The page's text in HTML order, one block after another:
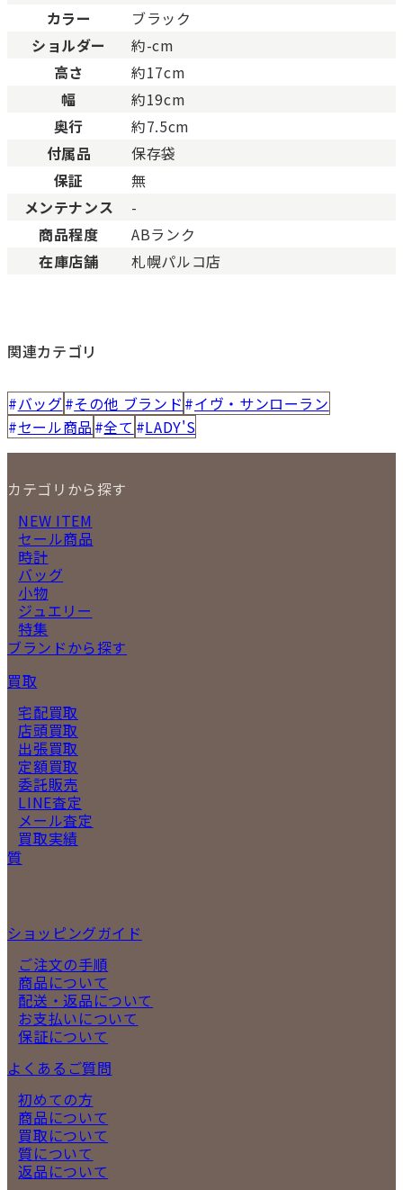
BCランク
Cランク
カラー
ブラック
ショルダー
約-cm
高さ
約17cm
幅
約19cm
奥行
約7.5cm
付属品
保存袋
保証
無
メンテナンス
-
商品程度
ABランク
在庫店舗
札幌パルコ店
関連カテゴリ
バッグ その他 ブランド
イヴ・サンローラン
セール商品
全て LADY'S
カテゴリから探す
NEW ITEM
セール商品
時計
バッグ
小物
ジュエリー
特集
ブランドから探す
買取
宅配買取
店頭買取
出張買取
定額買取
委託販売
LINE査定
メール査定
買取実績
質
ショッピングガイド
ご注文の手順
商品について
配送・返品について
お支払いについて
保証について
よくあるご質問
初めての方
商品について
買取について
質について
返品について